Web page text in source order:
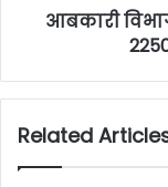
आबकारी
Related